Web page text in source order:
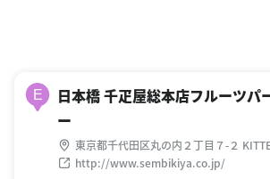
E
日本橋 千疋屋総本店フルーツパ
ー
東京都千代田区丸の内２丁目７-２
http://www.sembikiya.co.jp/